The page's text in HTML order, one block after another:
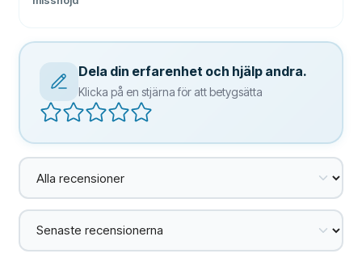
Dela din erfarenhet och hjälp andra.
Klicka på en stjärna för att betygsätta